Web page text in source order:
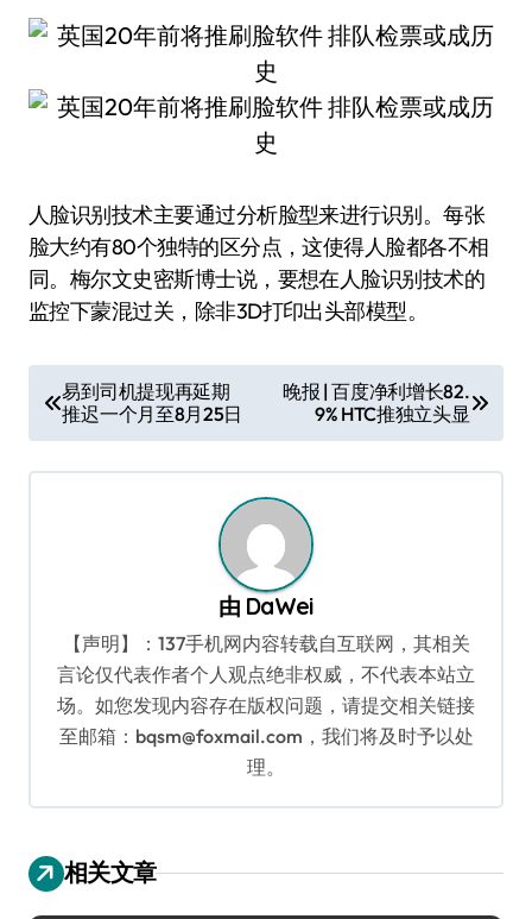
人脸识别技术主要通过分析脸型来进行识别。每张
脸大约有80个独特的区分点，这使得人脸都各不相
同。梅尔文史密斯博士说，要想在人脸识别技术的
监控下蒙混过关，除非3D打印出头部模型。
章
导
易到司机提现再延期
推迟一个月至8月25日
晚报 | 百度净利增长82.
9% HTC推独立头显
由 DaWei
【声明】：137手机网内容转载自互联网，其相关
言论仅代表作者个人观点绝非权威，不代表本站立
场。如您发现内容存在版权问题，请提交相关链接
至邮箱：bqsm@foxmail.com，我们将及时予以处
理。
相关文章